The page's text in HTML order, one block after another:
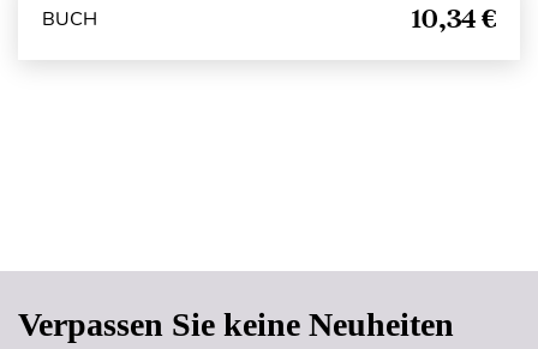
BUCH 10,34 €
Verpassen Sie keine Neuheiten